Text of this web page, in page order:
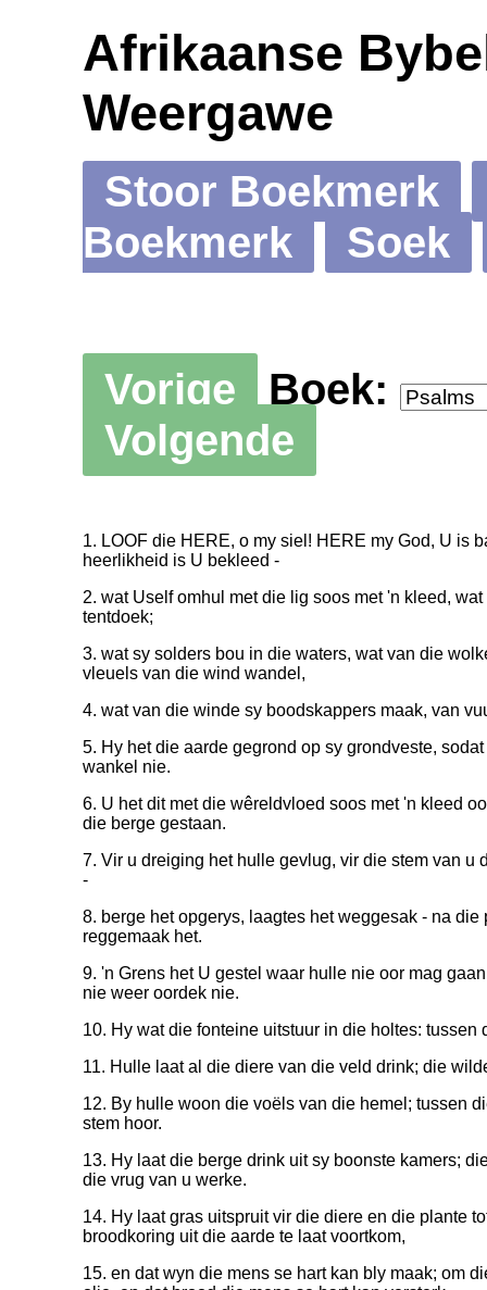
Afrikaanse
Weergawe
Stoor Boekmerk
Boekmerk
Soek
Vorige
Boek:
Volgende
1. LOOF die HERE, o my siel! HERE my God, U is
heerlikheid is U bekleed -
2. wat Uself omhul met die lig soos met 'n kleed,
tentdoek;
3. wat sy solders bou in die waters, wat van die
vleuels van die wind wandel,
4. wat van die winde sy boodskappers maak, van
5. Hy het die aarde gegrond op sy grondveste,
wankel nie.
6. U het dit met die wêreldvloed soos met 'n kleed
die berge gestaan.
7. Vir u dreiging het hulle gevlug, vir die stem van u
-
8. berge het opgerys, laagtes het weggesak - na die
reggemaak het.
9. 'n Grens het U gestel waar hulle nie oor mag
nie weer oordek nie.
10. Hy wat die fonteine uitstuur in die holtes: tussen
11. Hulle laat al die diere van die veld drink; die
12. By hulle woon die voëls van die hemel; tussen
stem hoor.
13. Hy laat die berge drink uit sy boonste kamers;
die vrug van u werke.
14. Hy laat gras uitspruit vir die diere en die plante
broodkoring uit die aarde te laat voortkom,
15. en dat wyn die mens se hart kan bly maak; om